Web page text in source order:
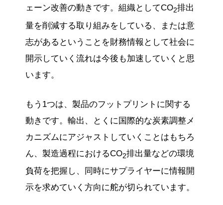
ェーン改善の動きです。組織としてCO2排出
量を削減する取り組みをしている、または意
志があるということを財務情報として社会に
開示していく流れは今後も加速していくと思
います。
もう1つは、製品のフットプリントに関する
動きです。輸出、とくに国際的な炭素調整メ
カニズムにアジャストしていくことはもちろ
ん、製造過程におけるCO2排出量などの環境
負荷を把握し、同時にサプライヤーに情報開
示を求めていく方向に舵が切られています。